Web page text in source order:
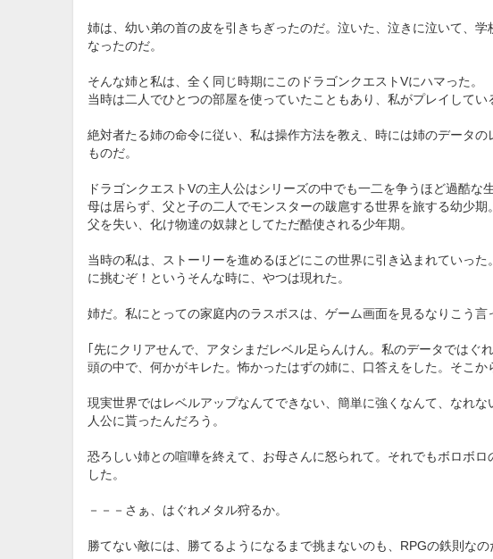
姉は、幼い弟の首の皮を引きちぎったのだ。泣いた、泣きに泣いて、
なったのだ。
そんな姉と私は、全く同じ時期にこのドラゴンクエストVにハマった。
当時は二人でひとつの部屋を使っていたこともあり、私がプレイしてい
絶対者たる姉の命令に従い、私は操作方法を教え、時には姉のデータ
ものだ。
ドラゴンクエストVの主人公はシリーズの中でも一二を争うほど過酷な
母は居らず、父と子の二人でモンスターの跋扈する世界を旅する幼少期。
父を失い、化け物達の奴隷としてただ酷使される少年期。
当時の私は、ストーリーを進めるほどにこの世界に引き込まれていっ
に挑むぞ！というそんな時に、やつは現れた。
姉だ。私にとっての家庭内のラスボスは、ゲーム画面を見るなりこう言
｢先にクリアせんで、アタシまだレベル足らんけん。私のデータではぐ
頭の中で、何かがキレた。怖かったはずの姉に、口答えをした。そこか
現実世界ではレベルアップなんてできない、簡単に強くなんて、なれ
人公に貰ったんだろう。
恐ろしい姉との喧嘩を終えて、お母さんに怒られて。それでもボロボ
した。
－－－さぁ、はぐれメタル狩るか。
勝てない敵には、勝てるようになるまで挑まないのも、RPGの鉄則なの